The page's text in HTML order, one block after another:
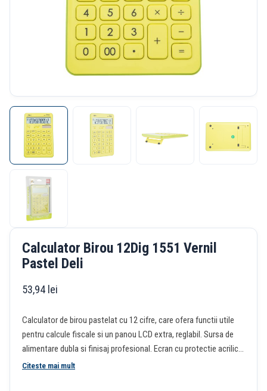
Calculator Birou 12Dig 1551 Vernil
Pastel Deli
53,94 lei
Calculator de birou pastelat cu 12 cifre, care ofera functii utile
pentru calcule fiscale si un panou LCD extra, reglabil. Sursa de
alimentare dubla si finisaj profesional. Ecran cu protectie acrilica.
Functie de verificare si corectie de 120 de pasi pentru a rectifica
Citeste mai mult